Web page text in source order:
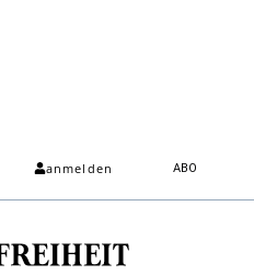
anmelden ABO